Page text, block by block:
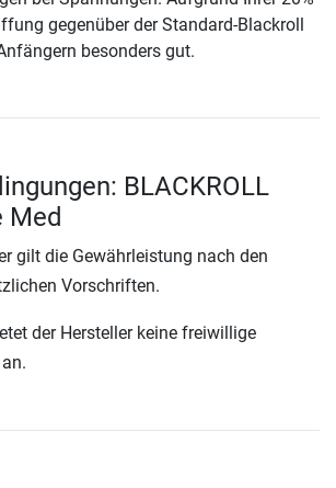
gegenüber der Standard-Blackroll
besonders gut.
BLACKROLL
Med
gilt die Gewährleistung nach den
Vorschriften.
der Hersteller keine freiwillige